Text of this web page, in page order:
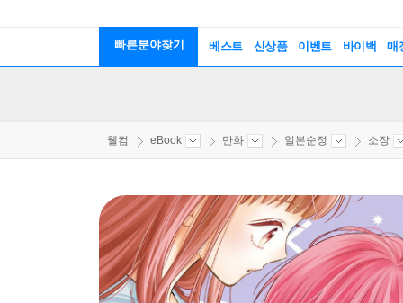
빠른분야찾기 베스트 신상품 이벤트 바이백 매
웰컴 eBook 만화 일본순정 소장